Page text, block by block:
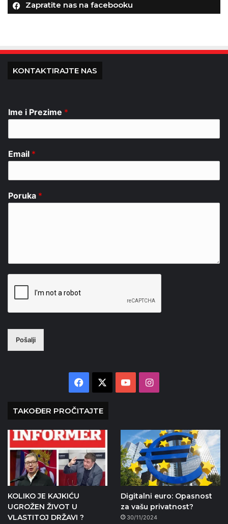
Zapratite nas na facebooku
KONTAKTIRAJTE NAS
Ime i Prezime *
Email *
Poruka *
Pošalji
Facebook YouTubeInstagram
TAKOĐER PROČITAJTE
KOLIKO JE KAJKIĆU
UGROŽEN ŽIVOT U
VLASTITOJ DRŽAVI ?
Digitalni euro: Opasnost
za vašu privatnost?
30/11/2024